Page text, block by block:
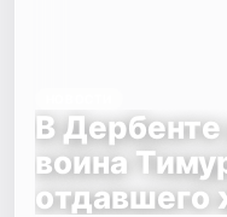
В
воина
отдавшего